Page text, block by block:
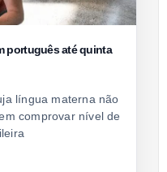
português até quinta
língua materna não
comprovar nível de